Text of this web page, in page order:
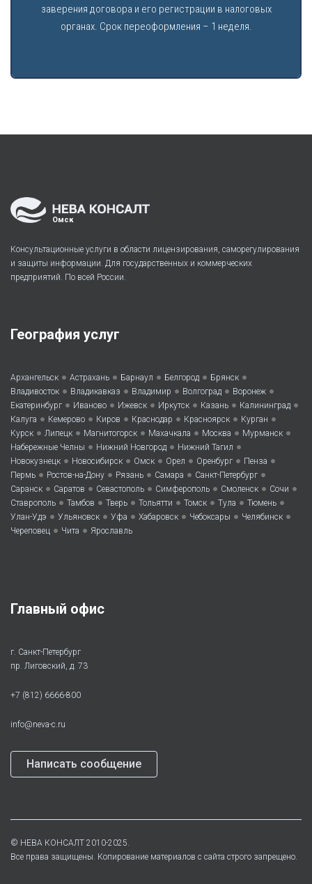
заверения договора и его регистрации в налоговых
органах. Срок переоформления – 1 неделя.
Омск
Консультационные услуги в области лицензирования, саморегулирования
и защиты информации. Для государственных и коммерческих
предприятий. По всей России.
География услуг
Архангельск • Астрахань • Барнаул • Белгород • Брянск •
Владивосток • Владикавказ • Владимир • Волгоград • Воронеж •
Екатеринбург • Иваново • Ижевск • Иркутск • Казань • Калининград •
Калуга • Кемерово • Киров • Краснодар • Красноярск • Курган •
Курск • Липецк • Магнитогорск • Махачкала • Москва • Мурманск •
Набережные Челны • Нижний Новгород • Нижний Тагил •
Новокузнецк • Новосибирск • Омск • Орел • Оренбург • Пенза •
Пермь • Ростов-на-Дону • Рязань • Самара • Санкт-Петербург •
Саранск • Саратов • Севастополь • Симферополь • Смоленск • Сочи •
Ставрополь • Тамбов • Тверь • Тольятти • Томск • Тула • Тюмень •
Улан-Удэ • Ульяновск • Уфа • Хабаровск • Чебоксары • Челябинск •
Череповец • Чита • Ярославль
Главный офис
г. Санкт-Петербург
пр. Лиговский, д. 73
+7 (812) 6666-800
info@neva-c.ru
Написать сообщение
© НЕВА КОНСАЛТ 2010-2025.
Все права защищены. Копирование материалов с сайта строго запрещено.